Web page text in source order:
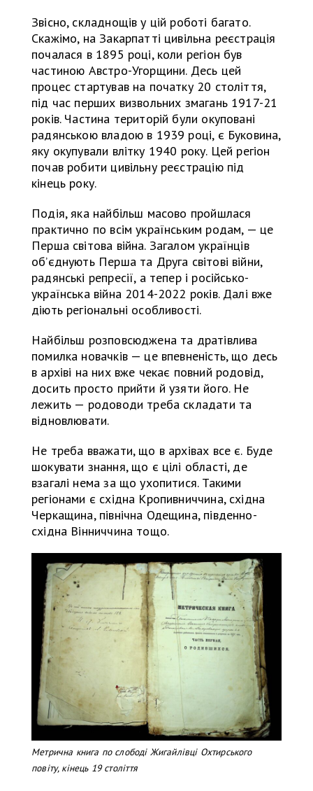
Звісно, складнощів у цій роботі багато.
Скажімо, на Закарпатті цивільна реєстрація
почалася в 1895 році, коли регіон був
частиною Австро-Угорщини. Десь цей
процес стартував на початку 20 століття,
під час перших визвольних змагань 1917-21
років. Частина територій були окуповані
радянською владою в 1939 році, є Буковина,
яку окупували влітку 1940 року. Цей регіон
почав робити цивільну реєстрацію під
кінець року.
Подія, яка найбільш масово пройшлася
практично по всім українським родам, — це
Перша світова війна. Загалом українців
об’єднують Перша та Друга світові війни,
радянські репресії, а тепер і російсько-
українська війна 2014-2022 років. Далі вже
діють регіональні особливості.
Найбільш розповсюджена та дратівлива
помилка новачків — це впевненість, що десь
в архіві на них вже чекає повний родовід,
досить просто прийти й узяти його. Не
лежить — родоводи треба складати та
відновлювати.
Не треба вважати, що в архівах все є. Буде
шокувати знання, що є цілі області, де
взагалі нема за що ухопитися. Такими
регіонами є східна Кропивниччина, східна
Черкащина, північна Одещина, південно-
східна Вінниччина тощо.
Метрична книга по слободі Жигайлівці Охтирського
повіту, кінець 19 століття